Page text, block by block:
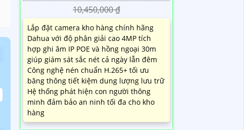
10,450,000 ₫
Lắp đặt camera kho hàng chính hãng
Dahua với độ phân giải cao 4MP tích
hợp ghi âm IP POE và hồng ngoại 30m
giúp giám sát sắc nét cả ngày lẫn đêm
Công nghệ nén chuẩn H.265+ tối ưu
băng thông tiết kiệm dung lượng lưu trữ
Hệ thống phát hiện con người thông
minh đảm bảo an ninh tối đa cho kho
hàng